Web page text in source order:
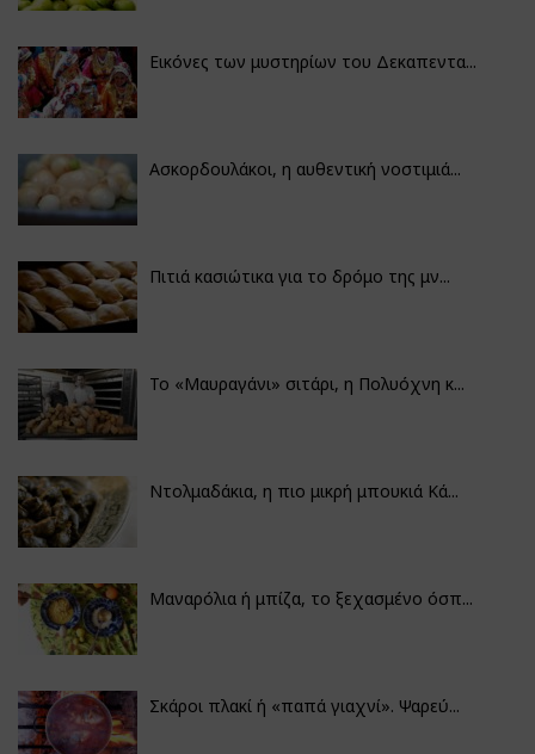
Εικόνες των μυστηρίων του Δεκαπεντα...
Ασκορδουλάκοι, η αυθεντική νοστιμιά...
Πιτιά κασιώτικα για το δρόμο της μν...
Το «Μαυραγάνι» σιτάρι, η Πολυόχνη κ...
Ντολμαδάκια, η πιο μικρή μπουκιά Κά...
Μαναρόλια ή μπίζα, το ξεχασμένο όσπ...
Σκάροι πλακί ή «παπά γιαχνί». Ψαρεύ...